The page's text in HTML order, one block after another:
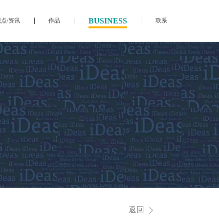
/资讯 作品 BUSINESS 联系
返回 